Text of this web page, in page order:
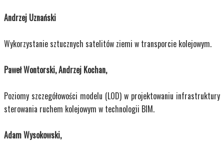
Andrzej Uznański
Wykorzystanie sztucznych satelitów ziemi w transporcie kolejowym.
Paweł Wontorski, Andrzej Kochan,
Poziomy szczegółowości modelu (LOD) w projektowaniu infrastruktury
sterowania ruchem kolejowym w technologii BIM.
Adam Wysokowski,